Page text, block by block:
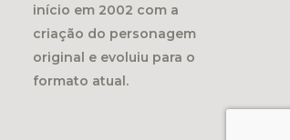
início em 2002 com a
criação do personagem
original e evoluiu para o
formato atual.